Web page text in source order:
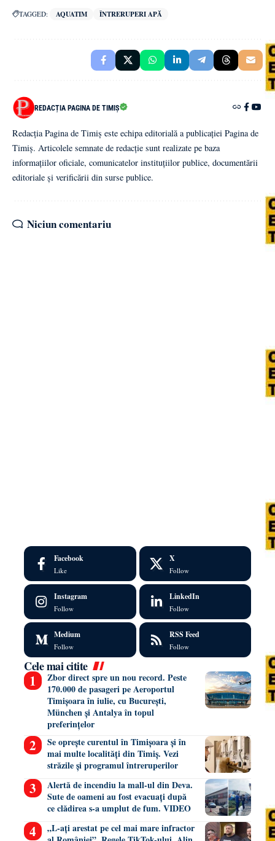
TAGGED: AQUATIM ÎNTRERUPERI APĂ
REDACȚIA PAGINA DE TIMIȘ
Redacția Pagina de Timiș este echipa editorială a publicației Pagina de
Timiș. Articolele semnate de redacție sunt realizate pe baza
informațiilor oficiale, comunicatelor instituțiilor publice, documentării
editoriale și verificării din surse publice.
Niciun comentariu
Facebook
Like
X
Follow
Instagram
Follow
LinkedIn
Follow
Medium
Follow
RSS Feed
Follow
Cele mai citite
Zbor direct spre un nou record. Peste
170.000 de pasageri pe Aeroportul
Timișoara în iulie, cu București,
München și Antalya în topul
preferințelor
Se oprește curentul în Timișoara și în
mai multe localități din Timiș. Vezi
străzile și programul întreruperilor
Alertă de incendiu la mall-ul din Deva.
Sute de oameni au fost evacuați după
ce clădirea s-a umplut de fum. VIDEO
„L-ați arestat pe cel mai mare infractor